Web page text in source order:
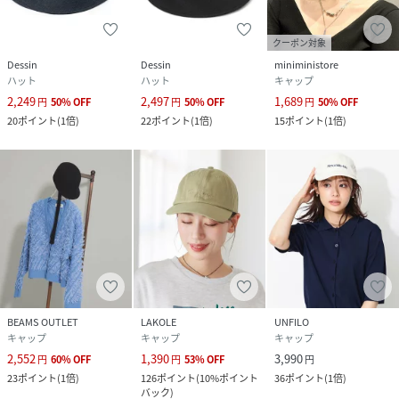
Dessin
ハット
2,249円 50%OFF
20ポイント(1倍)
Dessin
ハット
2,497円 50%OFF
22ポイント(1倍)
クーポン対象
miniministore
キャップ
1,689円 50%OFF
15ポイント(1倍)
BEAMS OUTLET
キャップ
2,552円 60%OFF
23ポイント(1倍)
LAKOLE
キャップ
1,390円 53%OFF
126ポイント(10%ポイント
バック)
UNFILO
キャップ
3,990円
36ポイント(1倍)